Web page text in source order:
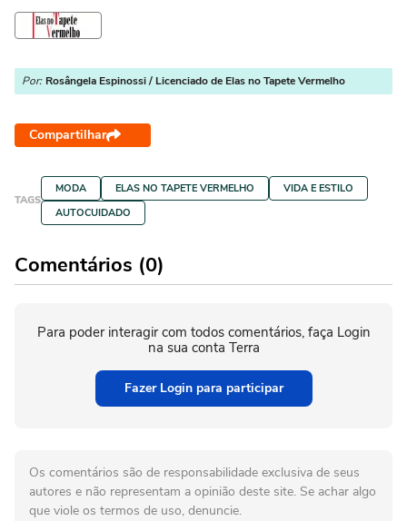
Por: Rosângela Espinossi / Licenciado de Elas no Tapete Vermelho
Compartilhar
TAGS
MODA ELAS NO TAPETE VERMELHO
VIDA E ESTILO
AUTOCUIDADO
Comentários (0)
Para poder interagir com todos comentários, faça Login
na sua conta Terra
Fazer Login para participar
Os comentários são de responsabilidade exclusiva de seus
autores e não representam a opinião deste site. Se achar algo
que viole os termos de uso, denuncie.